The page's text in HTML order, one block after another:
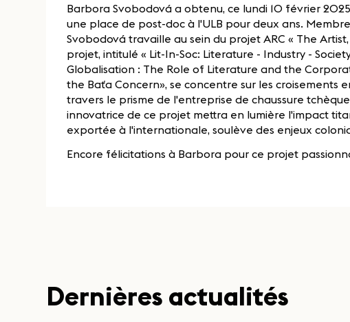
Barbora Svobodová a obtenu, ce lundi 10 février
une place de post-doc à l'ULB pour deux ans.
Svobodová travaille au sein du projet ARC « The
projet, intitulé « Lit-In-Soc: Literature - Industry -
Globalisation : The Role of Literature and the
the Baťa Concern», se concentre sur les croisements
travers le prisme de l'entreprise de chaussure
innovatrice de ce projet mettra en lumière l'impact
exportée à l'internationale, soulève des enjeux
Encore félicitations à Barbora pour ce projet
Dernières actualités